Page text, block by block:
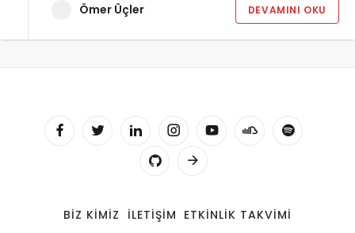
Ömer Üçler DEVAMINI OKU
BIZ KIMIZ İLETIŞIM ETKINLIK TAKVIMI